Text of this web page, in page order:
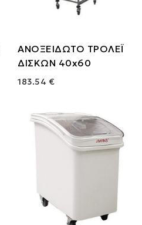
ΑΝΟΞΕΙΔΩΤΟ ΤΡΟΛΕΪ
ΔΙΣΚΩΝ 40x60
183.54 €